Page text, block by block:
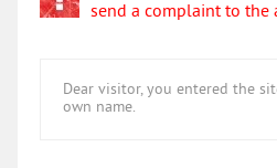
send a complaint to the
Dear visitor, you entered the
own name.